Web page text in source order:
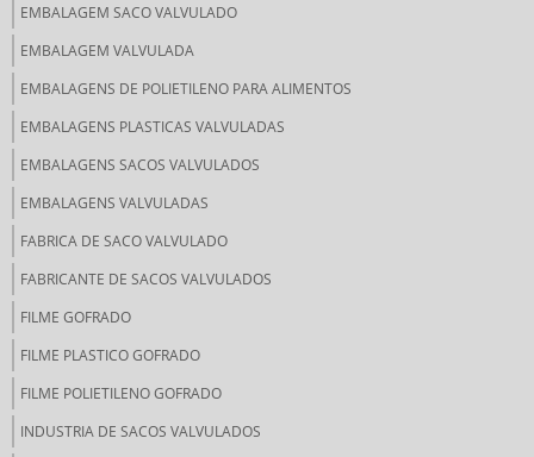
EMBALAGEM SACO VALVULADO
EMBALAGEM VALVULADA
EMBALAGENS DE POLIETILENO PARA ALIMENTOS
EMBALAGENS PLASTICAS VALVULADAS
EMBALAGENS SACOS VALVULADOS
EMBALAGENS VALVULADAS
FABRICA DE SACO VALVULADO
FABRICANTE DE SACOS VALVULADOS
FILME GOFRADO
FILME PLASTICO GOFRADO
FILME POLIETILENO GOFRADO
INDUSTRIA DE SACOS VALVULADOS